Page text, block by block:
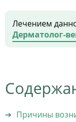
Лечением
Дерматолог-
Причины